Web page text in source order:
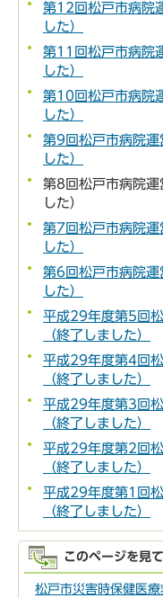
第12回松戸市病院
した）
第11回松戸市病院
した）
第10回松戸市病院
した）
第9回松戸市病院運
した）
第8回松戸市病院運
した）
第7回松戸市病院運
した）
第6回松戸市病院運
した）
平成29年度第5回
（終了しました）
平成29年度第4回
（終了しました）
平成29年度第3回
（終了しました）
平成29年度第2回
（終了しました）
平成29年度第1回
（終了しました）
このページを見
松戸市災害時保健医